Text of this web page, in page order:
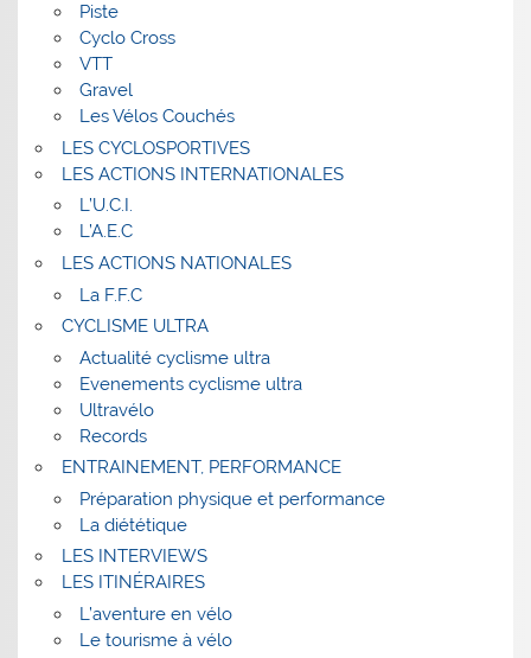
Piste
Cyclo Cross
VTT
Gravel
Les Vélos Couchés
LES CYCLOSPORTIVES
LES ACTIONS INTERNATIONALES
L’U.C.I.
L’A.E.C
LES ACTIONS NATIONALES
La F.F.C
CYCLISME ULTRA
Actualité cyclisme ultra
Evenements cyclisme ultra
Ultravélo
Records
ENTRAINEMENT, PERFORMANCE
Préparation physique et performance
La diététique
LES INTERVIEWS
LES ITINÉRAIRES
L’aventure en vélo
Le tourisme à vélo